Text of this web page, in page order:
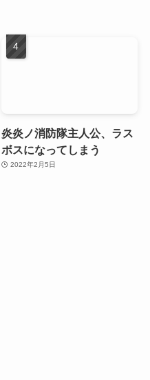
炎炎ノ消防隊主人公、ラス
ボスになってしまう
2022年2月5日